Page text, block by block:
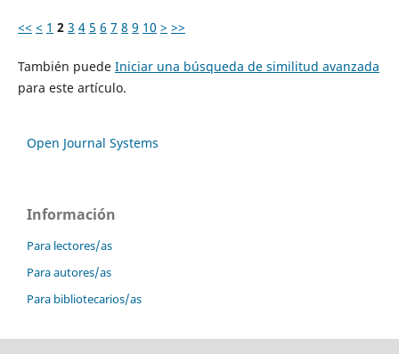
<< < 1 2 3 4 5 6 7 8 9 10 > >>
También puede Iniciar una búsqueda de similitud avanzada
para este artículo.
Open Journal Systems
Información
Para lectores/as
Para autores/as
Para bibliotecarios/as